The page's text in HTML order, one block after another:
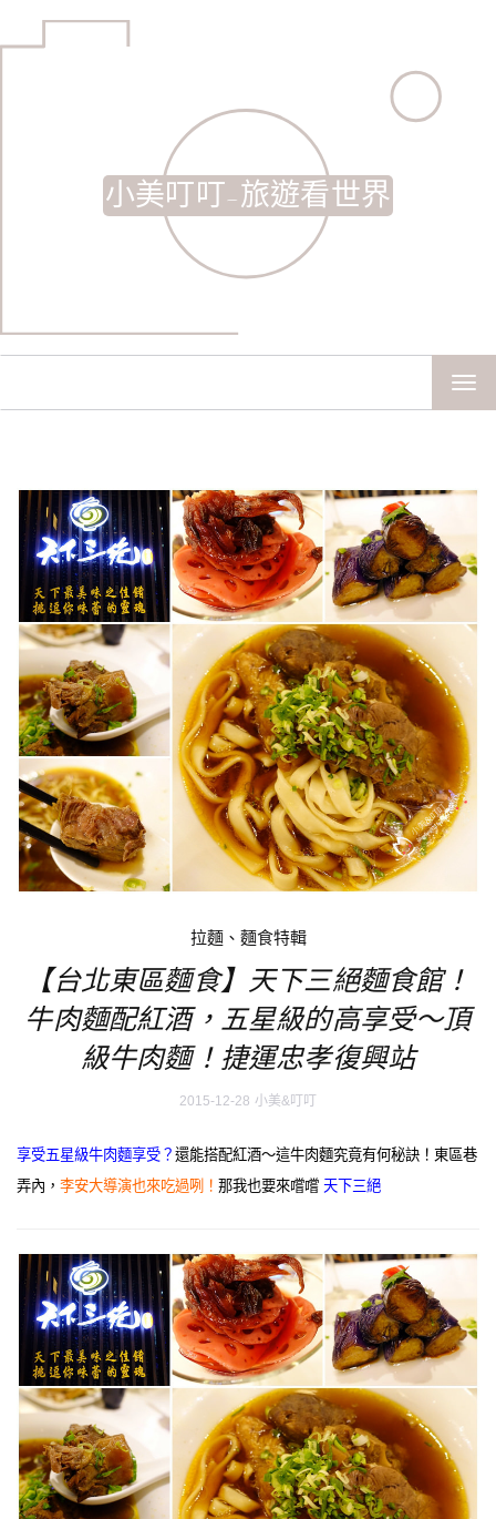
小美叮叮-旅遊看世界
拉麵、麵食特輯
【台北東區麵食】天下三絕麵食館！
牛肉麵配紅酒，五星級的高享受～頂
級牛肉麵！捷運忠孝復興站
2015-12-28 小美&叮叮
享受五星級牛肉麵享受？ 還能搭配紅酒～這牛肉麵究竟有何秘訣！東區巷
弄內， 李安大導演也來吃過咧！ 那我也要來嚐嚐 天下三絕